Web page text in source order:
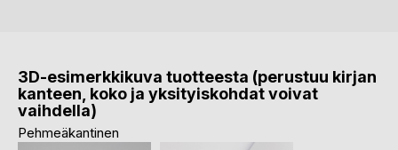
3D-esimerkkikuva tuotteesta (perustuu kirjan
kanteen, koko ja yksityiskohdat voivat
vaihdella)
Pehmeäkantinen